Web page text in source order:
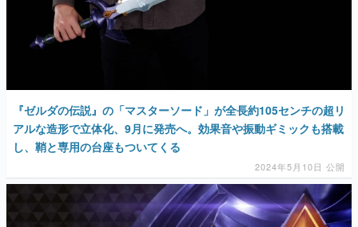
ゲーム開発者・hamatsu氏がゲームの魅力を画面や操作の
具体的な形から解き明かしていく、硬派で骨太な評論連載
です。
の起源や用法の変遷を、コンピューター文化史研究家・タ
イニーP氏が徹底調査。
カテゴリ
特集記事
『ゼルダの伝説』の「マスターソード」が全長約105センチの超リ
アルな造形で立体化、9月に発売へ。効果音や振動ギミックも搭載
し、鞘と専用の台座もついてくる
2024年5月10日 公開